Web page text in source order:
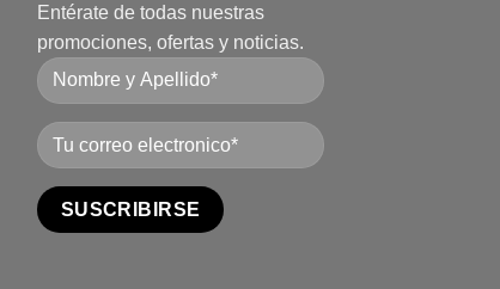
Entérate de todas nuestras
promociones, ofertas y noticias.